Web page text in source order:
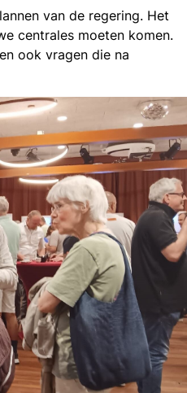
van de regering. Het
centrales moeten komen.
ook vragen die na